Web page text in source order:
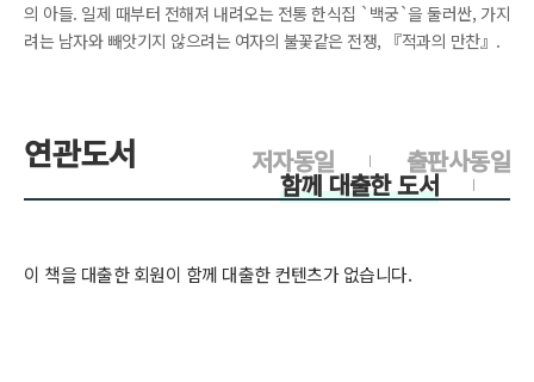
의 아들. 일제 때부터 전해져 내려오는 전통 한식집 `백궁`을 둘러싼, 가지
려는 남자와 빼앗기지 않으려는 여자의 불꽃같은 전쟁, 『적과의 만찬』.
연관도서 출판사동일
저자동일
함께 대출한 도서
이 책을 대출한 회원이 함께 대출한 컨텐츠가 없습니다.